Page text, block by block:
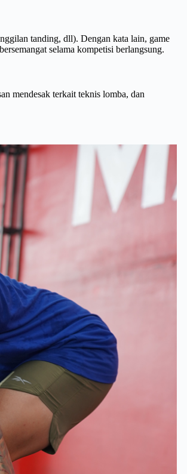
tanding, dll). Dengan kata lain, game
selama kompetisi berlangsung.
mendesak terkait teknis lomba, dan